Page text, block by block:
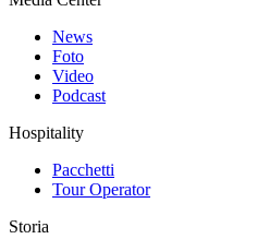
News
Foto
Video
Podcast
Hospitality
Pacchetti
Tour Operator
Storia